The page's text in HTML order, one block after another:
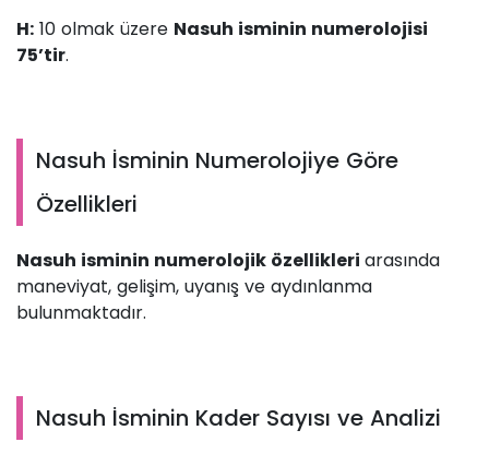
H: 10 olmak üzere Nasuh isminin numerolojisi
75’tir.
Nasuh İsminin Numerolojiye Göre
Özellikleri
Nasuh isminin numerolojik özellikleri arasında
maneviyat, gelişim, uyanış ve aydınlanma
bulunmaktadır.
Nasuh İsminin Kader Sayısı ve Analizi